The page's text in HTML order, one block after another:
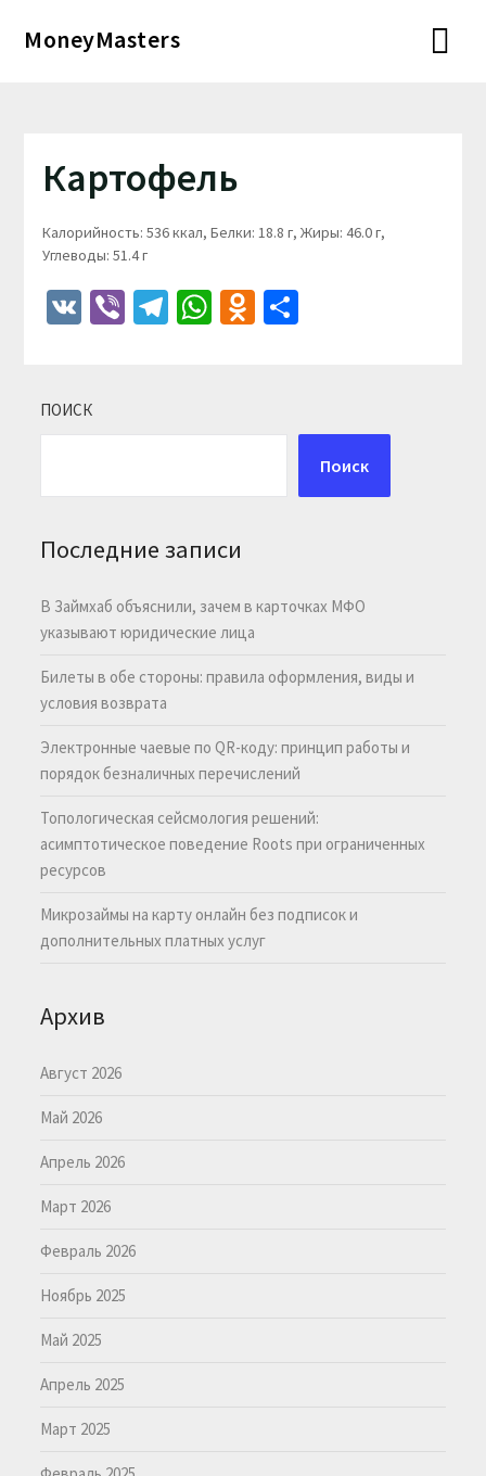
MoneyMasters
Картофель
Калорийность: 536 ккал, Белки: 18.8 г, Жиры: 46.0 г,
Углеводы: 51.4 г
VKViberTelegram
WhatsApp
Odnoklassniki
Отправить
ПОИСК
Поиск
Последние записи
В Займхаб объяснили, зачем в карточках МФО
указывают юридические лица
Билеты в обе стороны: правила оформления, виды и
условия возврата
Электронные чаевые по QR-коду: принцип работы и
порядок безналичных перечислений
Топологическая сейсмология решений:
асимптотическое поведение Roots при ограниченных
ресурсов
Микрозаймы на карту онлайн без подписок и
дополнительных платных услуг
Архив
Август 2026
Май 2026
Апрель 2026
Март 2026
Февраль 2026
Ноябрь 2025
Май 2025
Апрель 2025
Март 2025